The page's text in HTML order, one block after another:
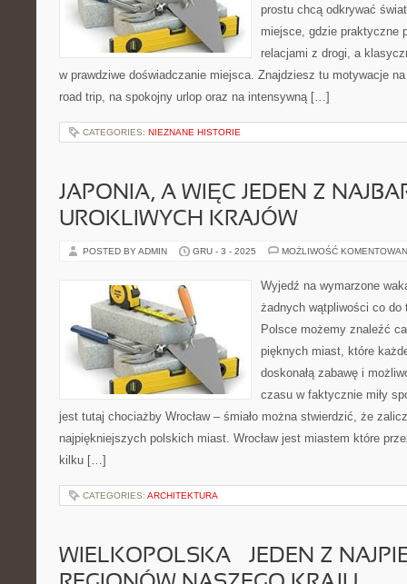
prostu chcą odkrywać
miejsce, gdzie praktyczne
relacjami z drogi, a
w prawdziwe doświadczanie miejsca. Znajdziesz tu motywacje
road trip, na spokojny urlop oraz na intensywną […]
CATEGORIES: NIEZNANE HISTORIE
JAPONIA, A WIĘC JEDEN Z
UROKLIWYCH KRAJÓW
POSTED BY ADMIN GRU - 3 - 2025 MOŻLIWOŚĆ
Wyjedź na wymarzone
żadnych wątpliwości co do
Polsce możemy znaleźć
pięknych miast, które
doskonałą zabawę i
czasu w faktycznie miły
jest tutaj chociażby Wrocław – śmiało można stwierdzić, że
najpiękniejszych polskich miast. Wrocław jest miastem które
kilku […]
CATEGORIES: ARCHITEKTURA
WIELKOPOLSKA – JEDEN Z